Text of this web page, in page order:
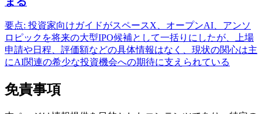
要点: 投資家向けガイドがスペースX、オープンAI、アンソ
ロピックを将来の大型IPO候補として一括りにしたが、上場
申請や日程、評価額などの具体情報はなく、現状の関心は主
にAI関連の希少な投資機会への期待に支えられている
免責事項